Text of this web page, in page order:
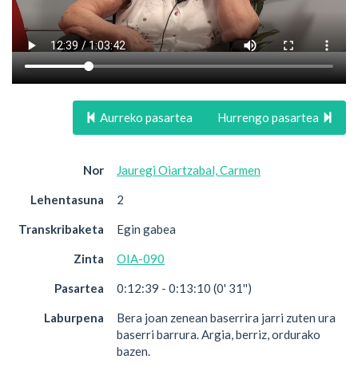
Aurreko pasartea Hurrengo pasartea
Nor Jauregi Oiartzabal, Carmen
Lehentasuna 2
Transkribaketa Egin gabea
Zinta OIA-090
Pasartea 0:12:39 - 0:13:10 (0' 31'')
Laburpena
Bera joan zenean baserrira jarri zuten ura
baserri barrura. Argia, berriz, ordurako
bazen.